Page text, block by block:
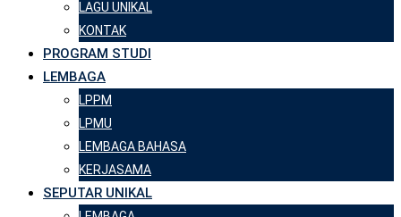
LAGU UNIKAL
KONTAK
PROGRAM STUDI
LEMBAGA
LPPM
LPMU
LEMBAGA BAHASA
KERJASAMA
SEPUTAR UNIKAL